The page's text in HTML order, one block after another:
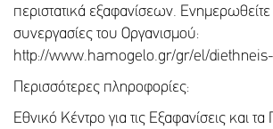
περιστατικά εξαφανίσεων. Ενημερωθείτε
συνεργασίες του Οργανισμού:
http://www.hamogelo.gr/gr/el/
Περισσότερες πληροφορίες:
Εθνικό Κέντρο για τις Εξαφανίσεις και